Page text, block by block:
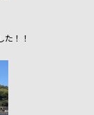
！！